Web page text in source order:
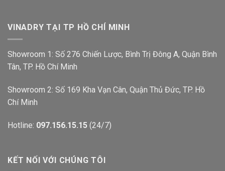
VINADRY TẠI TP HỒ CHÍ MINH
Showroom 1: Số 276 Chiến Lược, Bình Trị Đông A, Quận Bình
Tân, TP. Hồ Chí Minh
Showroom 2: Số 169 Kha Vạn Cân, Quận Thủ Đức, TP. Hồ
Chí Minh
Hotline: 097.156.15.15 (24/7)
KẾT NỐI VỚI CHÚNG TÔI